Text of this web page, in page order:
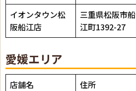
イオンタウン松
阪船江店
三重県松阪市船
江町1392-27
愛媛エリア
店舗名 住所